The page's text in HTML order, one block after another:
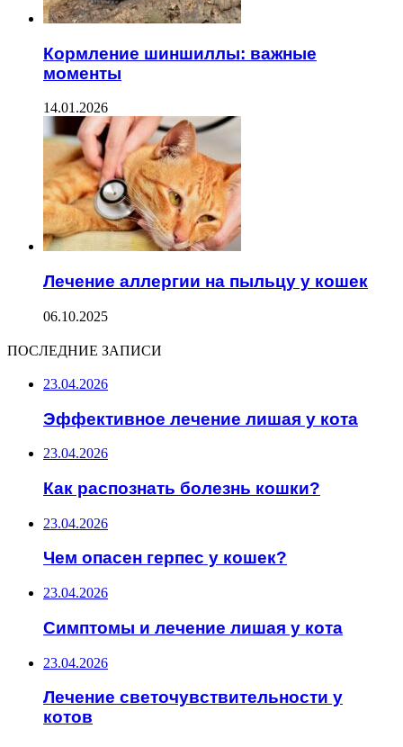
Кормление шиншиллы: важные
моменты
14.01.2026
Лечение аллергии на пыльцу у кошек
06.10.2025
ПОСЛЕДНИЕ ЗАПИСИ
23.04.2026
Эффективное лечение лишая у кота
23.04.2026
Как распознать болезнь кошки?
23.04.2026
Чем опасен герпес у кошек?
23.04.2026
Симптомы и лечение лишая у кота
23.04.2026
Лечение светочувствительности у
котов